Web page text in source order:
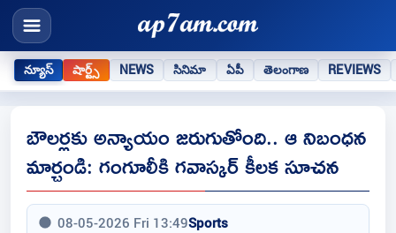
న్యూస్ షార్ట్స్ NEWS సినిమా ఏపీ తెలంగాణ REVIEWS
బౌలర్లకు అన్యాయం జరుగుతోంది.. ఆ నిబంధన
మార్చండి: గంగూలీకి గవాస్కర్ కీలక సూచన
08-05-2026 Fri 13:49Sports